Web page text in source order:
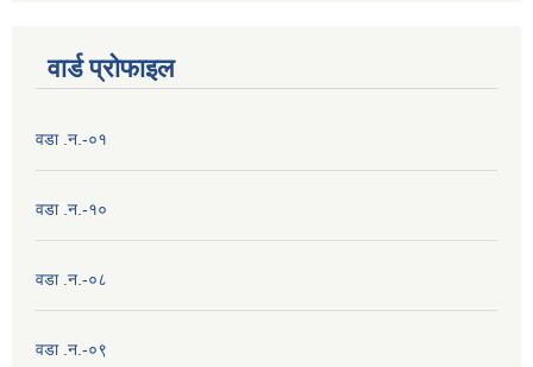
वार्ड प्राेफाइल
वडा .न.-०१
वडा .न.-१०
वडा .न.-०८
वडा .न.-०९